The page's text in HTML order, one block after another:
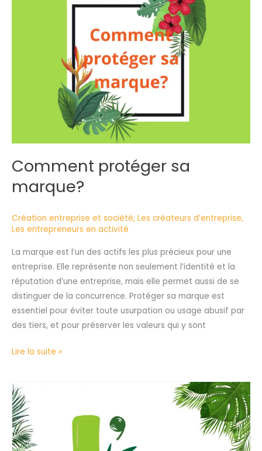
Comment protéger sa
marque?
Création entreprise et société, Les créateurs d’entreprise,
Les entrepreneurs en activité
La marque est l’un des actifs les plus précieux pour une
entreprise. Elle représente non seulement l’identité et la
réputation d’une entreprise, mais elle permet aussi de se
distinguer de la concurrence. Protéger sa marque est
essentiel pour éviter toute usurpation ou usage abusif par
des tiers, et pour préserver les valeurs qui y sont
Lire la suite »
L’objet
social
d’une
SCI